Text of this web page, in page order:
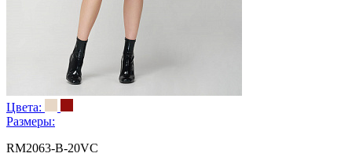
Цвета:
Размеры:
RM2063-B-20VC